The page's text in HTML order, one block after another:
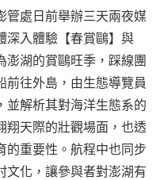
管處日前舉辦三天兩夜媒
深入體驗【春賞鷗】與
澎湖的賞鷗旺季，踩線團
前往外島，由生態導覽員
並解析其對海洋生態系的
翔天際的壯觀場面，也透
的重要性。航程中也同步
文化，讓參與者對澎湖有